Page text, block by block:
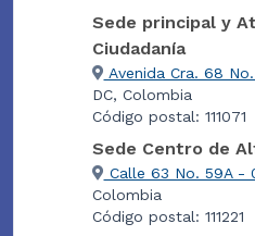
Sede principal y
Ciudadanía
Avenida Cra. 68
DC, Colombia
Código postal: 111071
Sede Centro de
Calle 63 No. 59A -
Colombia
Código postal: 111221